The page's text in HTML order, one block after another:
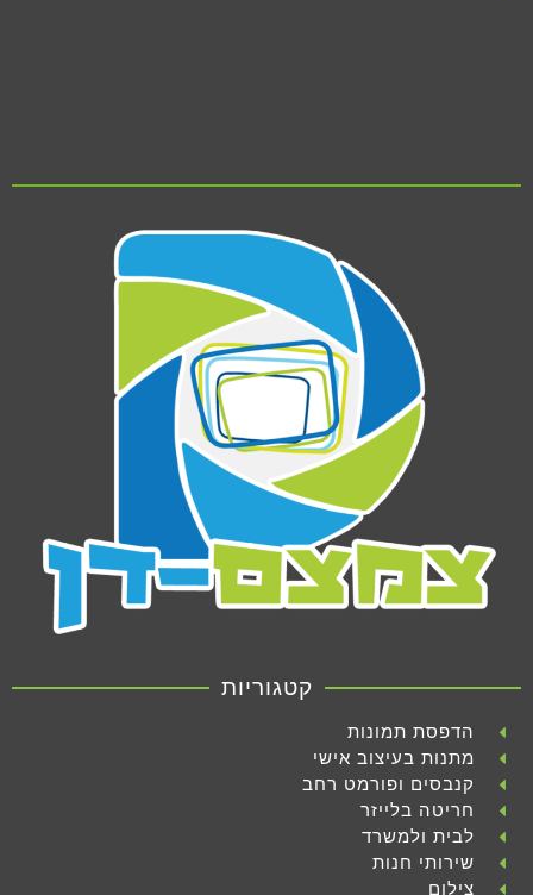
קטגוריות
הדפסת תמונות
מתנות בעיצוב אישי
קנבסים ופורמט רחב
חריטה בלייזר
לבית ולמשרד
שירותי חנות
צילום